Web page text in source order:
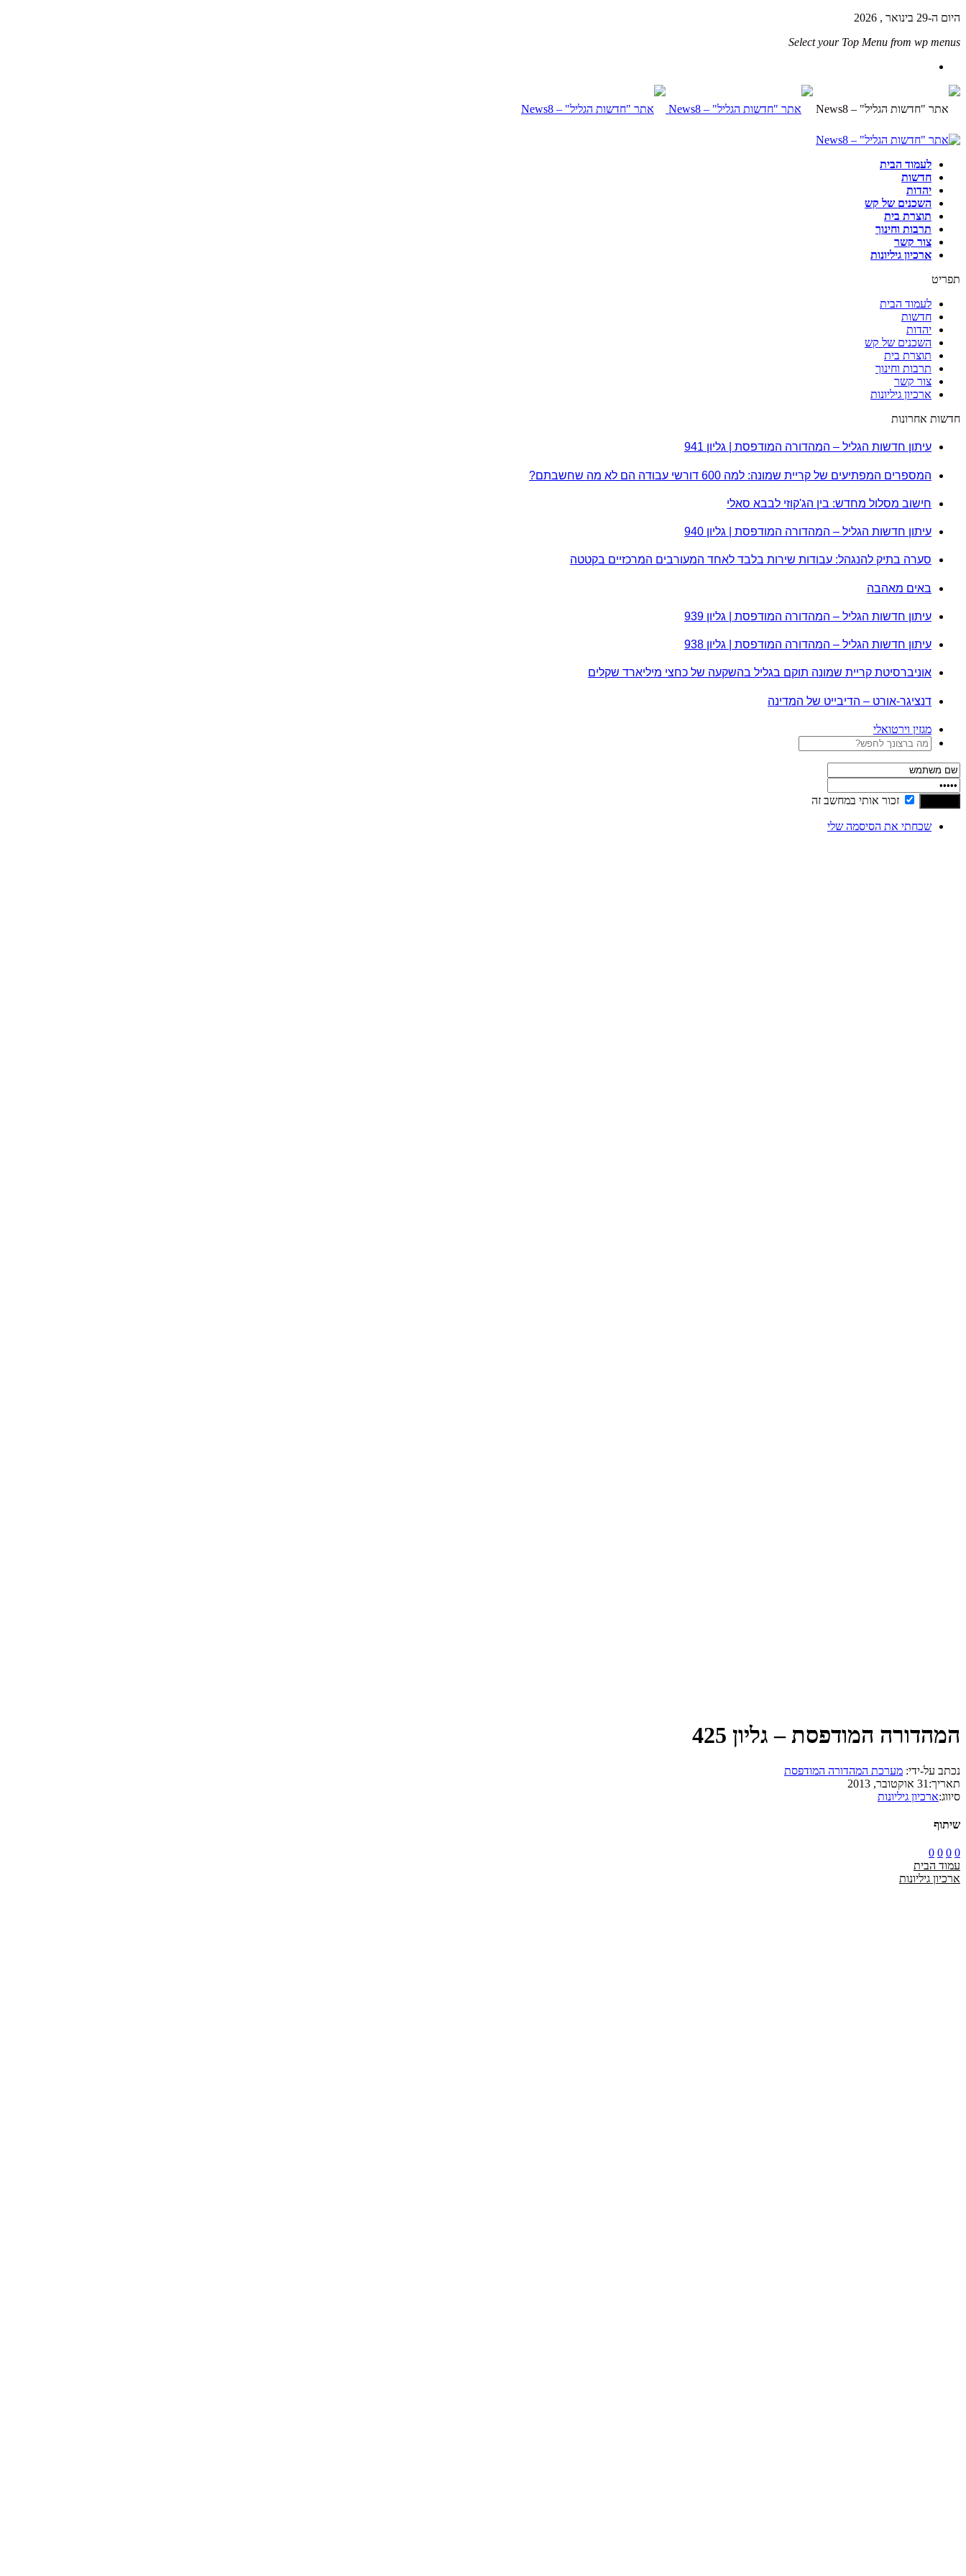
היום ה-29 בינואר , 2026
Select your Top Menu from wp menus
לעמוד הבית
חדשות
יהדות
השכנים של קש
תוצרת בית
תרבות וחינוך
צור קשר
ארכיון גיליונות
תפריט
לעמוד הבית
חדשות
יהדות
השכנים של קש
תוצרת בית
תרבות וחינוך
צור קשר
ארכיון גיליונות
חדשות אחרונות
עיתון חדשות הגליל – המהדורה המודפסת | גליון 941
המספרים המפתיעים של קריית שמונה: למה 600 דורשי עבודה הם לא מה שחשבתם?
חישוב מסלול מחדש: בין הג'קוזי לבבא סאלי
עיתון חדשות הגליל – המהדורה המודפסת | גליון 940
סערה בתיק להנגהל: עבודות שירות בלבד לאחד המעורבים המרכזיים בקטטה
באים מאהבה
עיתון חדשות הגליל – המהדורה המודפסת | גליון 939
עיתון חדשות הגליל – המהדורה המודפסת | גליון 938
אוניברסיטת קריית שמונה תוקם בגליל בהשקעה של כחצי מיליארד שקלים
דנציגר-אורט – הדיבייט של המדינה
מגזין וירטואלי
זכור אותי במחשב זה
שכחתי את הסיסמה שלי
המהדורה המודפסת – גליון 425
נכתב על-ידי: מערכת המהדורה המודפסת
תאריך: 31 אוקטובר, 2013
סיווג:ארכיון גיליונות
שיתוף
0
0
0
0
עמוד הבית
ארכיון גיליונות